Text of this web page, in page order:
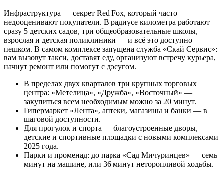
Инфраструктура — секрет Red Fox, который часто
недооценивают покупатели. В радиусе километра работают
сразу 5 детских садов, три общеобразовательные школы,
взрослая и детская поликлиники — и всё это доступно
пешком. В самом комплексе запущена служба «Скай Сервис»:
вам вызовут такси, доставят еду, организуют встречу курьера,
начнут ремонт или помогут с досугом.
В пределах двух кварталов три крупных торговых
центра: «Метелица», «Дружба», «Восточный» —
закупиться всем необходимым можно за 20 минут.
Гипермаркет «Лента», аптеки, магазины и банки — в
шаговой доступности.
Для прогулок и спорта — благоустроенные дворы,
детские и спортивные площадки с новыми комплексами
2025 года.
Парки и променад: до парка «Сад Мичуринцев» — семь
минут на машине, или 36 минут неторопливой ходьбы.